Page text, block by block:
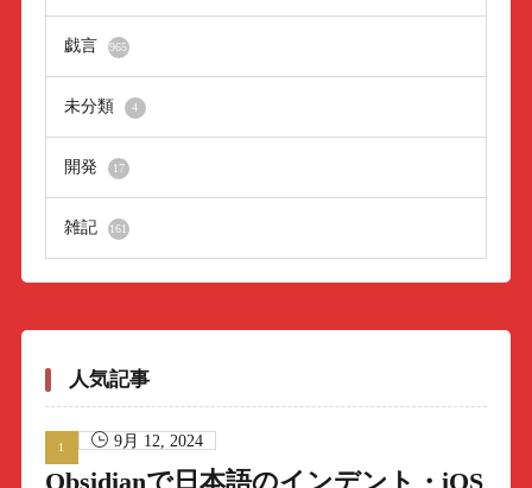
戯言 965
未分類 4
開発 17
雑記 161
人気記事
9月 12, 2024
Obsidianで日本語のインデント・iOS